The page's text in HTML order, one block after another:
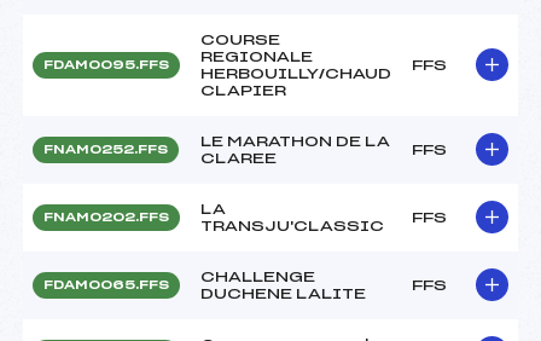
FDAM0095.FFS
COURSE
REGIONALE
HERBOUILLY/CHAUD
CLAPIER
FFS
FNAM0252.FFS
LE MARATHON DE LA
CLAREE
FFS
FNAM0202.FFS
LA
TRANSJU'CLASSIC
FFS
FDAM0065.FFS
CHALLENGE
DUCHENE LALITE
FFS